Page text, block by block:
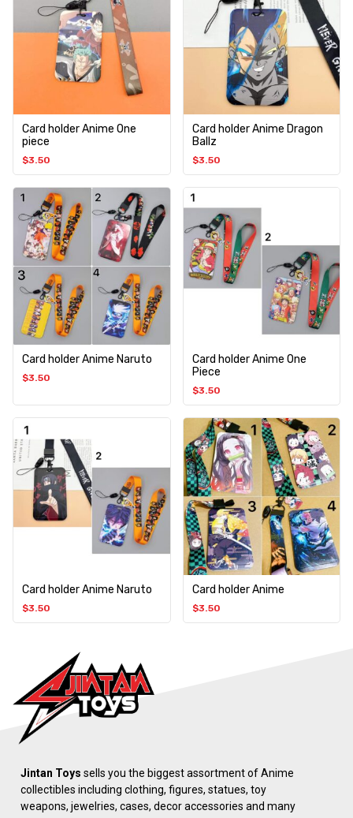
Card holder Anime One
piece
$3.50
Card holder Anime Dragon
Ballz
$3.50
Card holder Anime Naruto
$3.50
Card holder Anime One
Piece
$3.50
Card holder Anime Naruto
$3.50
Card holder Anime
$3.50
Jintan Toys sells you the biggest assortment of Anime
collectibles including clothing, figures, statues, toy
weapons, jewelries, cases, decor accessories and many